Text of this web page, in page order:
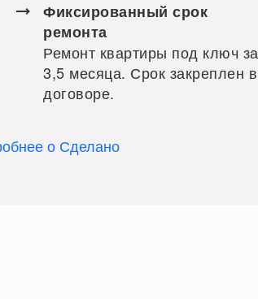
Фиксированный срок
ремонта
Ремонт квартиры под ключ за
3,5 месяца. Срок закреплен в
договоре.
о Сделано